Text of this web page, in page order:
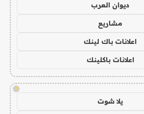
ديوان العرب
مشاريع
اعلانات باك لينك
اعلانات باكلينك
!
يلا شوت